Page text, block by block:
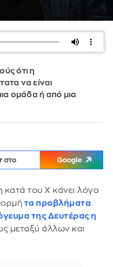
ότι η
να είναι
ομάδα ή από μια
στο Google
κατά του Χ κάνει λόγο
τα προβλήματα
της Δευτέρας η
μεταξύ άλλων και